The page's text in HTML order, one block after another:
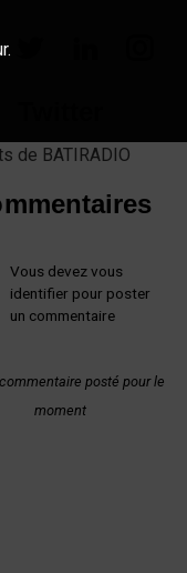
de BATIRADIO
Vous devez vous
identifier pour poster
un commentaire
posté pour le
moment